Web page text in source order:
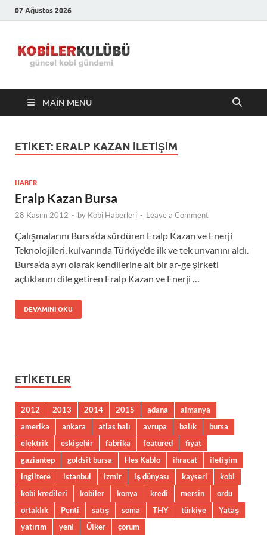
07 Ağustos 2026
Kulübü –
En Güncel
Kobi
MAIN MENU
ETIKET: ERALP KAZAN ILETIŞIM
HABER
Eralp Kazan Bursa
28 Kasım 2012 - by Kobi Haberleri - Leave a Comment
Çalışmalarını Bursa’da sürdüren Eralp Kazan ve Enerji
Teknolojileri, kulvarında Türkiye’de ilk ve tek unvanını aldı.
Bursa’da ayrı olarak kendilerine ait bir ar-ge şirketi
açtıklarını dile getiren Eralp Kazan ve Enerji …
DEVAMINI OKU
ETIKETLER
2012 2013 2014 2015 adana
almanya
amerika
ankara atlas halı avrupa balık
bursa
elektrik
eskişehir fabrika featured
fiyat
gaziantep
goldsit bursa Hes Kablo ihracat
iletişim
ingiltere
istanbul izmir iş dünyası kayseri
kobi
kobi kredileri
kobiler konya kredi mersin
ordu
ortaklık
Penti satış soma THY türkiye
Yataş
yatırım
yeni Ülker çorum